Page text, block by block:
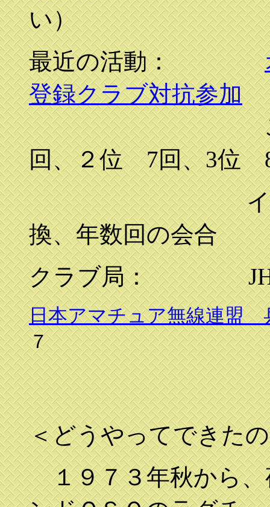
い）
最近の活動：
登録クラブ対抗参加
これまでの
回、２位 7回、3位
インターネ
換、年数回の会合
クラブ局：
日本アマチュア無線連盟
７
＜どうやってできた
１９７３年秋から、